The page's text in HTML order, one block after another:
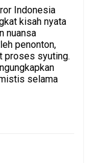
Indonesia
kisah nyata
nuansa
penonton,
proses syuting.
selama